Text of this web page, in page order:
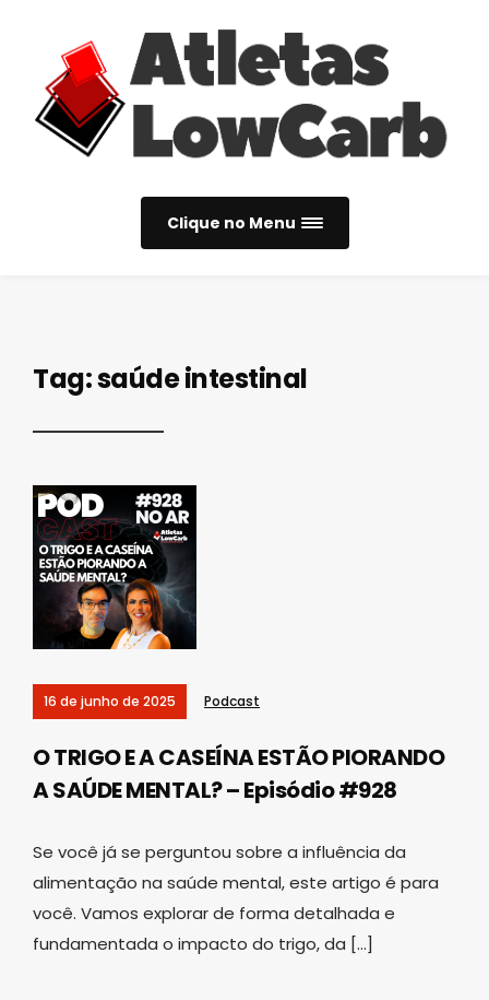
Clique no Menu
Tag:saúde intestinal
16 de junho de 2025 Podcast
O TRIGO E A CASEÍNA ESTÃO PIORANDO
A SAÚDE MENTAL? – Episódio #928
Se você já se perguntou sobre a influência da
alimentação na saúde mental, este artigo é para
você. Vamos explorar de forma detalhada e
fundamentada o impacto do trigo, da […]